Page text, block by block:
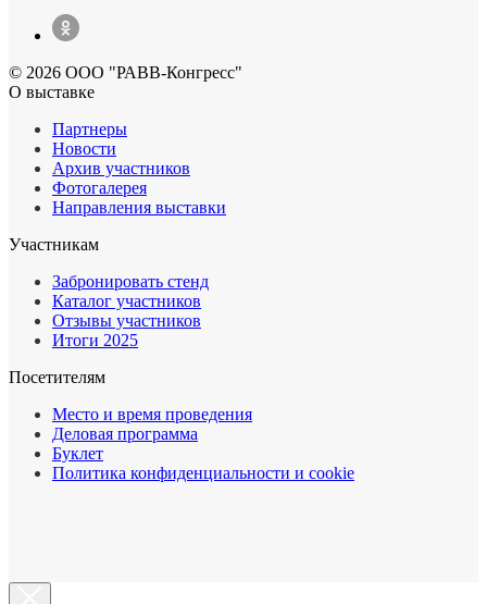
© 2026 ООО "РАВВ-Конгресс"
О выставке
Партнеры
Новости
Архив участников
Фотогалерея
Направления выставки
Участникам
Забронировать стенд
Каталог участников
Отзывы участников
Итоги 2025
Посетителям
Место и время проведения
Деловая программа
Буклет
Политика конфиденциальности и cookie